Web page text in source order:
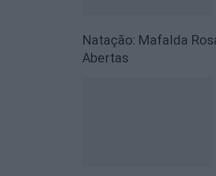
Natação: Mafalda
Abertas